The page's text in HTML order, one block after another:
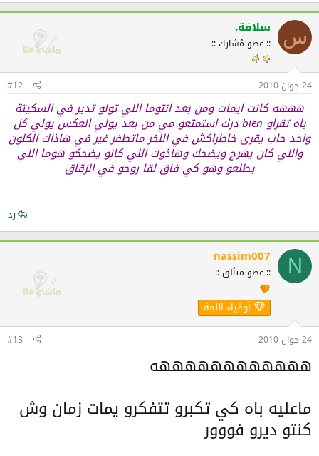
س سلافة.
:: عضو مُشارك ::
24 جوان 2010 #12
هههه كانت ايمات ومن بعد انتوما اللي تولو تدير في السكيتة
باه تقراو bien درك استمتعو مي من بعد يولي العكس يولي كل
واحد حاب يقرى خاطراكش في اللخر ماتطفر غير في هاذاك الكلون
واللي كان يهرج ويضحك وهاذوك اللي كانو يضحكو هوما اللي
يطلعو وهو كي فاق لقا روحو في الزقاق
رد
N
nassim007
:: عضو متألق ::
أوفياء اللمة
24 جوان 2010 #13
ههههههههههههه
ماعليه باه كي تكبرو تتفكرو يمات زمان وش
كنتو ديرو فووور